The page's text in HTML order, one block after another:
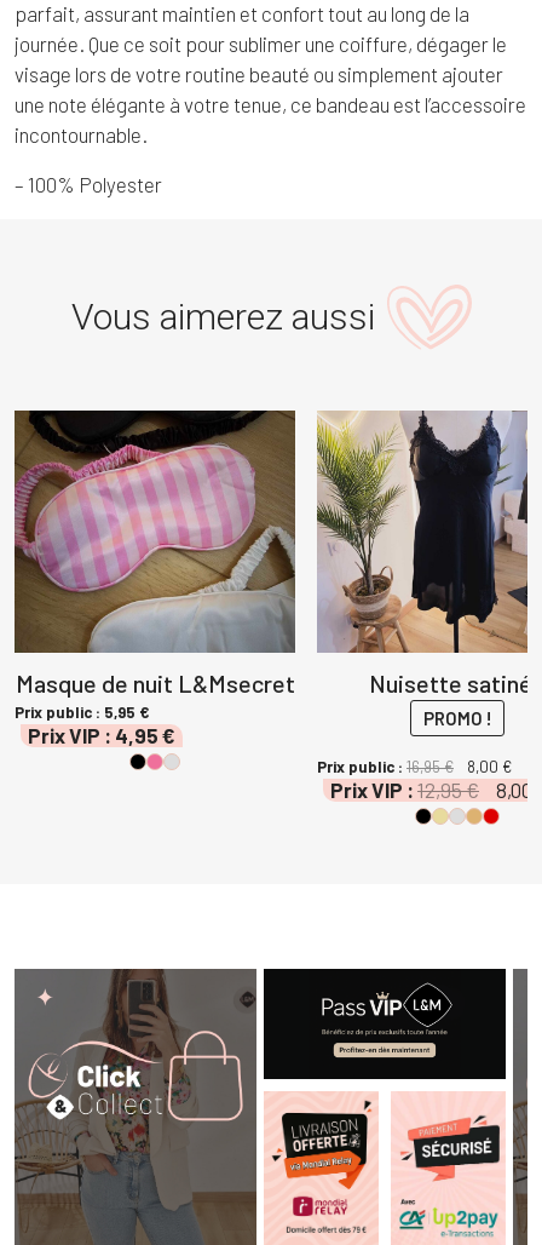
parfait, assurant maintien et confort tout au long de la
journée. Que ce soit pour sublimer une coiffure, dégager le
visage lors de votre routine beauté ou simplement ajouter
une note élégante à votre tenue, ce bandeau est l’accessoire
incontournable.
– 100% Polyester
Vous aimerez aussi
Masque de nuit L&Msecret
Prix public : 5,95 €
Prix VIP : 4,95 €
Nuisette
PROMO !
Prix public : 16,95€
Le
prix
initial
8,00 €Le
prix
Prix VIP : 12,95€ Le
prix
8,00